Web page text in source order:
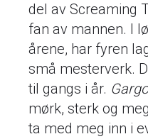
del av Screaming
fan av mannen. I
årene, har fyren
små mesterverk.
til gangs i år.
mørk, sterk og
ta med meg inn i